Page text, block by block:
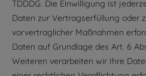
TDDDG. Die Einwilligung ist
Daten zur Vertragserfüllung oder
vorvertraglicher Maßnahmen
Daten auf Grundlage des Art. 6
Weiteren verarbeiten wir Ihre